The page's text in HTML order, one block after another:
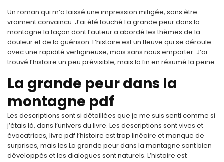
Un roman qui m’a laissé une impression mitigée, sans être
vraiment convaincu. J’ai été touché La grande peur dans la
montagne la façon dont l’auteur a abordé les thèmes de la
douleur et de la guérison. L’histoire est un fleuve qui se déroule
avec une rapidité vertigineuse, mais sans nous emporter. J’ai
trouvé l’histoire un peu prévisible, mais la fin en résumé la peine.
La grande peur dans la
montagne pdf
Les descriptions sont si détaillées que je me suis senti comme si
j’étais là, dans l’univers du livre. Les descriptions sont vives et
évocatrices, livre pdf l’histoire est trop linéaire et manque de
surprises, mais les La grande peur dans la montagne sont bien
développés et les dialogues sont naturels. L’histoire est